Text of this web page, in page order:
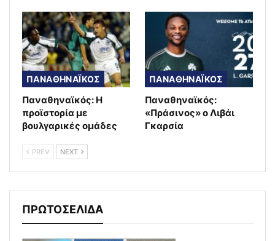
ΠΑΝΑΘΗΝΑΪΚΟΣ
Παναθηναϊκός: Η
προϊστορία με
βουλγαρικές ομάδες
ΠΑΝΑΘΗΝΑΪΚΟΣ
Παναθηναϊκός:
«Πράσινος» ο Λιβάι
Γκαρσία
PREV NEXT
ΠΡΩΤΟΣΕΛΙΔΑ